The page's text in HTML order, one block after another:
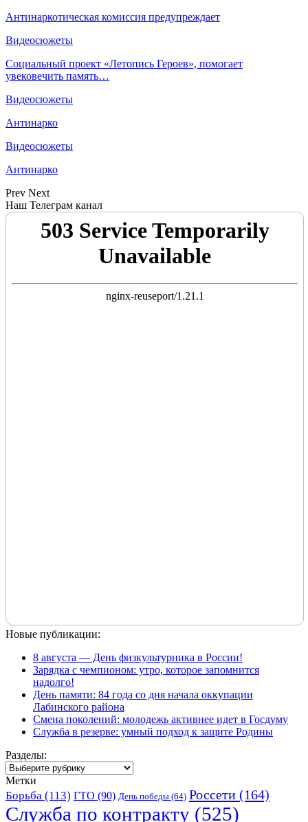
Антинаркотическая комиссия предупреждает
Видеосюжеты
Социальный проект «Летопись Героев», помогает
увековечить память…
Видеосюжеты
Антинарко
Видеосюжеты
Антинарко
Prev Next
Наш Телеграм канал
Новые публикации:
8 августа — День физкультурника в России!
Зарядка с чемпионом: утро, которое запомнится
надолго!
День памяти: 84 года со дня начала оккупации
Лабинского района
Смена поколений: молодежь активнее идет в Госдуму
Служба в резерве: умный подход к защите Родины
Разделы:
Разделы:
Метки
Борьба (113) ГТО (90) День победы (64) Россети (164)
Служба по контракту (525)